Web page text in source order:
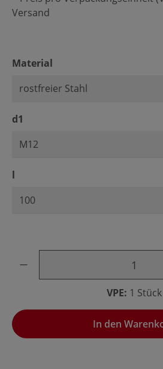
Versand
Material
d1
l
VPE: 1 Stück
In den